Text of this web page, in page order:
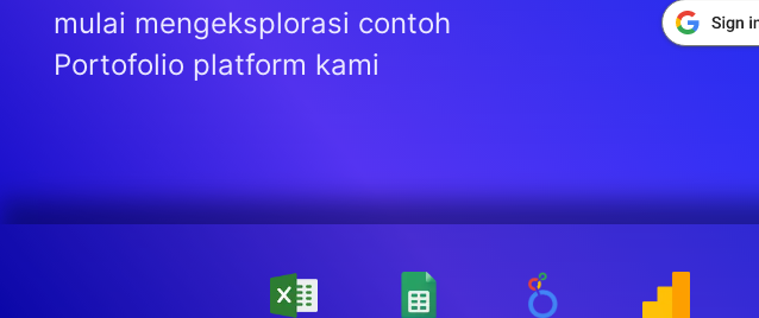
mulai mengeksplorasi contoh
Portofolio platform kami